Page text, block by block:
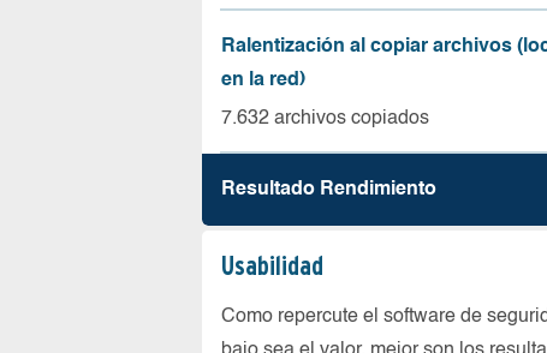
Ralentización al copiar archivos
en la red)
7.632 archivos copiados
Resultado Rendimiento
Usabilidad
Como repercute el software de